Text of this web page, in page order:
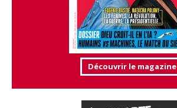
Découvrir le magazine